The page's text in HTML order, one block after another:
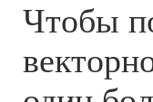
Чтобы